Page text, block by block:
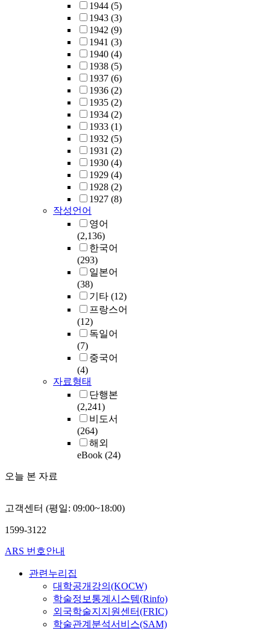
1944 (5)
1943 (3)
1942 (9)
1941 (3)
1940 (4)
1938 (5)
1937 (6)
1936 (2)
1935 (2)
1934 (2)
1933 (1)
1932 (5)
1931 (2)
1930 (4)
1929 (4)
1928 (2)
1927 (8)
작성언어
영어
(2,136)
한국어
(293)
일본어
(38)
기타 (12)
프랑스어
(12)
독일어
(7)
중국어
(4)
자료형태
단행본
(2,241)
비도서
(264)
해외
eBook (24)
오늘 본 자료
고객센터 (평일: 09:00~18:00)
1599-3122
ARS 번호안내
관련누리집
대학공개강의(KOCW)
학술정보통계시스템(Rinfo)
외국학술지지원센터(FRIC)
학술관계분석서비스(SAM)